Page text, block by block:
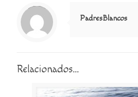
Notice
: Trying to access array offset on value of type null in
/home/misioner/public_html/padresblancos/themes/betheme/includes/content-single.php
on line
286
PadresBlancos
Relacionados...